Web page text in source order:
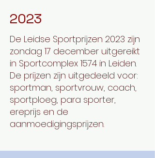
2023
De Leidse Sportprijzen 2023 zijn
zondag 17 december uitgereikt
in Sportcomplex 1574 in Leiden.
De prijzen zijn uitgedeeld voor:
sportman, sportvrouw, coach,
sportploeg, para sporter,
ereprijs en de
aanmoedigingsprijzen.